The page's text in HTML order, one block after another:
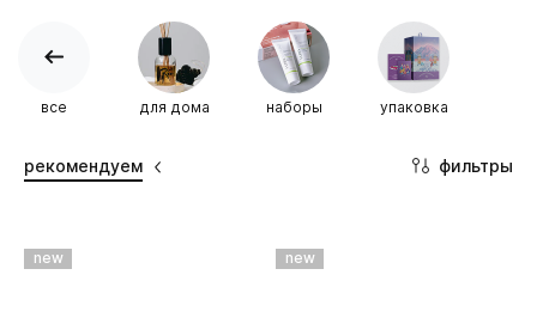
все для дома наборы упаковка
рекомендуем фильтры
new new